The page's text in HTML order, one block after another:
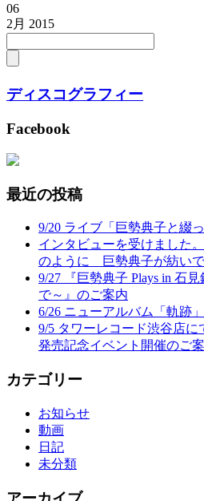
06
2月 2015
ディスコグラフィー
Facebook
最近の投稿
9/20 ライブ「巨勢典子と綴
インタビューを受けました
のように 巨勢典子が紡いで
9/27 『巨勢典子 Plays in 石
で～』のご案内
6/26 ニューアルバム「軌跡
9/5 タワーレコード渋谷店に
発売記念イベント開催のご
カテゴリー
お知らせ
動画
日記
未分類